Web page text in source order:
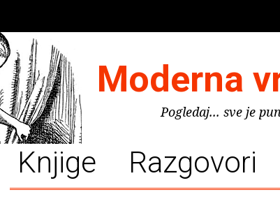
Moderna
Pogledaj... sve je
Knjige Razgovori